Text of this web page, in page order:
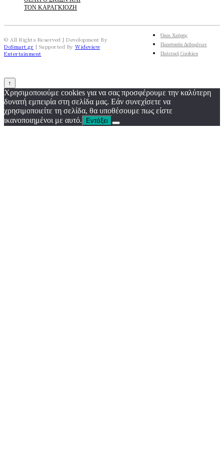
ΤΟΝ ΚΑΡΑΓΚΙΟΖΗ
© All Rights Reserved | Development By
DoSmart.gr | Supported By Wideview
Entertainment
Όροι Χρήσης
Προστασία Δεδομένων
Πολιτική Cookies
↑
Χρησιμοποιούμε cookies για να σας προσφέρουμε την καλύτερη
δυνατή εμπειρία στη σελίδα μας. Εάν συνεχίσετε να
χρησιμοποιείτε τη σελίδα, θα υποθέσουμε πως είστε
ικανοποιημένοι με αυτό.
Εντάξει